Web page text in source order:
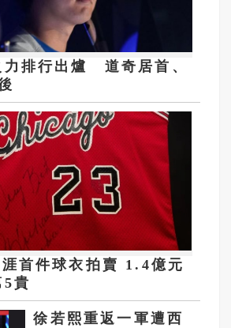
排行出爐 道奇居首、
首件球衣拍賣 1.4億元
貴
徐若熙重返一軍遭西